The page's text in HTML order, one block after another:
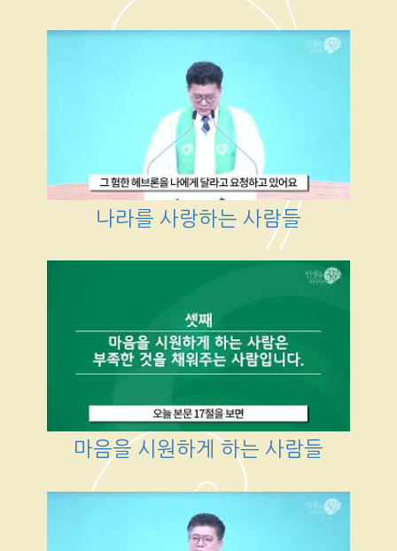
나라를 사랑하는 사람들
마음을 시원하게 하는 사람들